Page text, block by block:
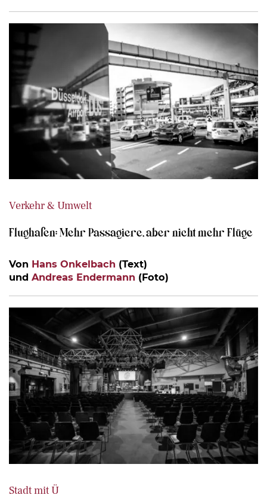
Verkehr & Umwelt
Flughafen: Mehr Passagiere, aber nicht mehr Flüge
Von Hans Onkelbach (Text)
und Andreas Endermann (Foto)
Stadt mit Ü